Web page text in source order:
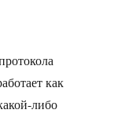
как
либо